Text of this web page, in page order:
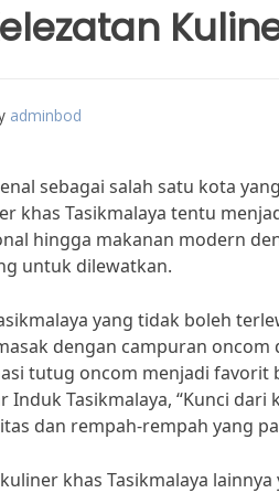
adminbod
sebagai salah satu kota
khas Tasikmalaya tentu
hingga makanan modern
untuk dilewatkan.
yang tidak boleh
dengan campuran
tutug oncom menjadi favorit
Induk Tasikmalaya, “Kunci
dan rempah-rempah yang
khas Tasikmalaya